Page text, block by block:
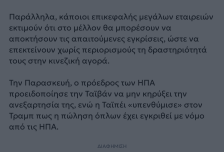
Παράλληλα, κάποιοι επικεφαλής μεγάλων εταιρειών
εκτιμούν ότι στο μέλλον θα μπορέσουν να
αποκτήσουν τις απαιτούμενες εγκρίσεις, ώστε να
επεκτείνουν χωρίς περιορισμούς τη δραστηριότητά
τους στην κινεζική αγορά.
Την Παρασκευή, ο πρόεδρος των ΗΠΑ
προειδοποίησε την Ταϊβάν να μην κηρύξει την
ανεξαρτησία της, ενώ η Ταϊπέι «υπενθύμισε» στον
Τραμπ πως η πώληση όπλων έχει εγκριθεί με νόμο
από τις ΗΠΑ.
ΔΙΑΦΗΜΙΣΗ